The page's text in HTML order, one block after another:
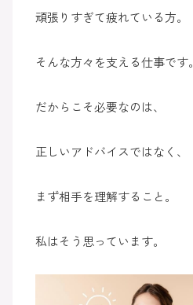
頑張りすぎて疲れている方。
そんな方々を支える仕事です。
だからこそ必要なのは、
正しいアドバイスではなく、
まず相手を理解すること。
私はそう思っています。